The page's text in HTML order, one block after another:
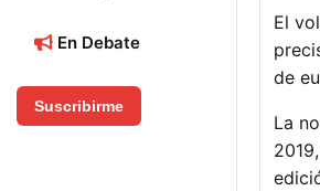
En Debate
Suscribirme
El
de
La